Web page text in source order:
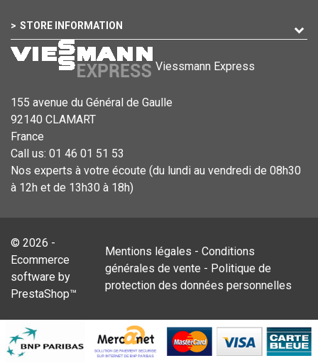
STORE INFORMATION
Viessmann Express
155 avenue du Général de Gaulle
92140 CLAMART
France
Call us: 01 46 01 51 53
Nos experts à votre écoute (du lundi au vendredi de 08h30
à 12h et de 13h30 à 18h)
© 2026 -
Ecommerce
software by
PrestaShop™
Mentions légales -Conditions
générales de vente - Politique de
protection des données personnelles